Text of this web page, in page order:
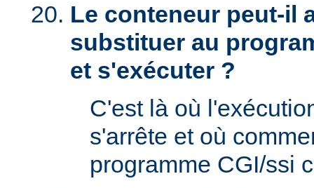
Le conteneur peut-il
substituer au
et s'exécuter ?
C'est là où
s'arrête et où
programme CGI/ssi